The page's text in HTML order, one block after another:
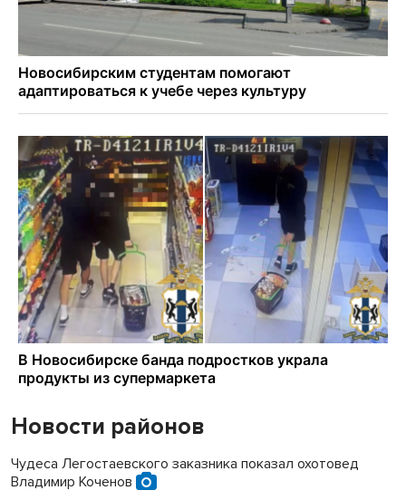
Новости районов
Чудеса Легостаевского заказника показал охотовед
Владимир Коченов